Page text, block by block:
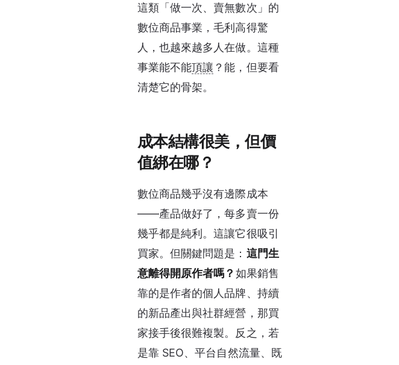
這類「做一次、賣無數次」的
數位商品事業，毛利高得驚
人，也越來越多人在做。這種
事業能不能頂讓 ？能，但要看
清楚它的骨架。
成本結構很美，但價
值綁在哪？
數位商品幾乎沒有邊際成本
——產品做好了，每多賣一份
幾乎都是純利。這讓它很吸引
買家。但關鍵問題是： 這門生
意離得開原作者嗎？ 如果銷售
靠的是作者的個人品牌、持續
的新品產出與社群經營，那買
家接手後很難複製。反之，若
是靠 SEO、平台自然流量、既